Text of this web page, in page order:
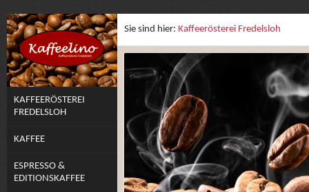
KAFFEERÖSTEREI
FREDELSLOH
KAFFEE
ESPRESSO &
EDITIONSKAFFEE
Sie sind hier: Kaffeerösterei Fredelsloh